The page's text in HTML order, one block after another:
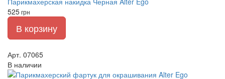
525грн
В корзину
Арт. 07065
В наличии